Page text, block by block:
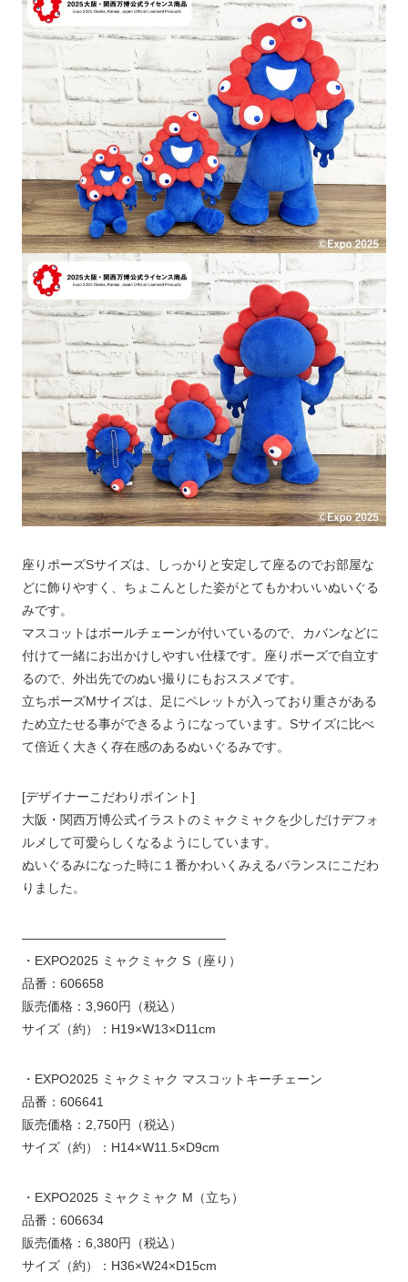
座りポーズSサイズは、しっかりと安定して座るのでお部屋な
どに飾りやすく、ちょこんとした姿がとてもかわいいぬいぐる
みです。
マスコットはボールチェーンが付いているので、カバンなどに
付けて一緒にお出かけしやすい仕様です。座りポーズで自立す
るので、外出先でのぬい撮りにもおススメです。
立ちポーズMサイズは、足にペレットが入っており重さがある
ため立たせる事ができるようになっています。Sサイズに比べ
て倍近く大きく存在感のあるぬいぐるみです。
[デザイナーこだわりポイント]
大阪・関西万博公式イラストのミャクミャクを少しだけデフォ
ルメして可愛らしくなるようにしています。
ぬいぐるみになった時に１番かわいくみえるバランスにこだわ
りました。
————————————————
・EXPO2025 ミャクミャク S（座り）
品番：606658
販売価格：3,960円（税込）
サイズ（約）：H19×W13×D11cm
・EXPO2025 ミャクミャク マスコットキーチェーン
品番：606641
販売価格：2,750円（税込）
サイズ（約）：H14×W11.5×D9cm
・EXPO2025 ミャクミャク M（立ち）
品番：606634
販売価格：6,380円（税込）
サイズ（約）：H36×W24×D15cm